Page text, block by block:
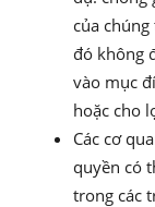
của
đó không
vào mục
hoặc cho
Các cơ
quyền có
trong các